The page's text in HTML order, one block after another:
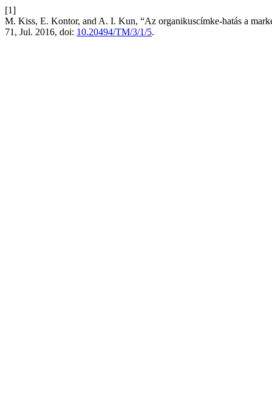
[1]
M. Kiss, E. Kontor, and A. I. Kun, “Az organikuscímke-hatás a
71, Jul. 2016, doi: 10.20494/TM/3/1/5.